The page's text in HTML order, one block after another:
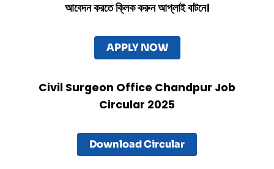
আবেদন করতে ক্লিক করুন আপ্লাই বাটনে।
APPLY NOW
Civil Surgeon Office Chandpur Job
Circular 2025
Download Circular